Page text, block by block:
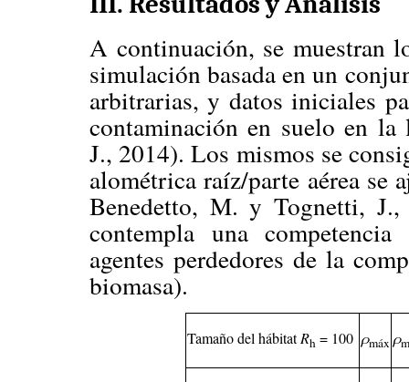
A continuación, se muestran
simulación basada en un
arbitrarias, y datos iniciales
contaminación en suelo en la
J., 2014). Los mismos se
alométrica raíz/parte aérea
Benedetto, M. y Tognetti,
contempla una
agentes perdedores de la
biomasa).
Tamaño del hábitatRh = 100 ρmáx ρ